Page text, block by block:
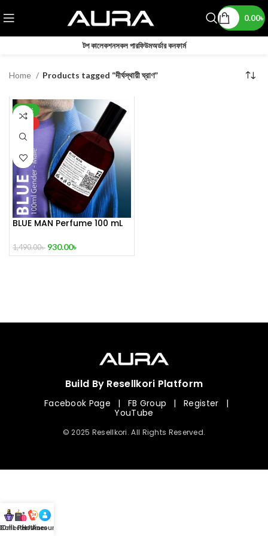
0.00৳
টপ কালেকশনসকল পারফিউমঅর্ডার কনফার্ম
Home Products tagged “দীর্ঘস্থায়ী ঘ্রাণ”
-38%
BLUE MAN Perfume 100 mL
1,490.00৳ 930.00৳
Build By Resellkori Platform
Facebook Page | FB Group | Register
|
YouTube
© 2025 Resellkori. All Rights Reserved.
mL Perfumes
Hotline
Account